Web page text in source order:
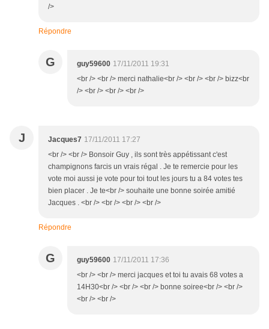
/>
Répondre
G guy59600 17/11/2011 19:31
<br /> <br /> merci nathalie<br /> <br /> <br /> bizz<br
/> <br /> <br /> <br />
J Jacques7 17/11/2011 17:27
<br /> <br /> Bonsoir Guy , ils sont très appétissant c'est
champignons farcis un vrais régal . Je te remercie pour les
vote moi aussi je vote pour toi tout les jours tu a 84 votes tes
bien placer . Je te<br /> souhaite une bonne soirée amitié
Jacques . <br /> <br /> <br /> <br />
Répondre
G guy59600 17/11/2011 17:36
<br /> <br /> merci jacques et toi tu avais 68 votes a
14H30<br /> <br /> <br /> bonne soiree<br /> <br />
<br /> <br />